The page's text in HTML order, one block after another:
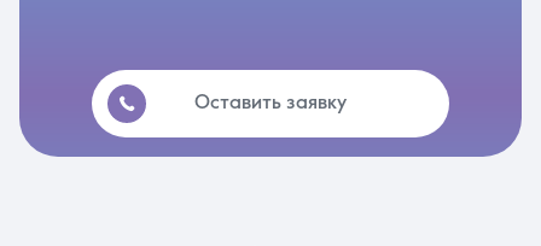
Оставить заявку